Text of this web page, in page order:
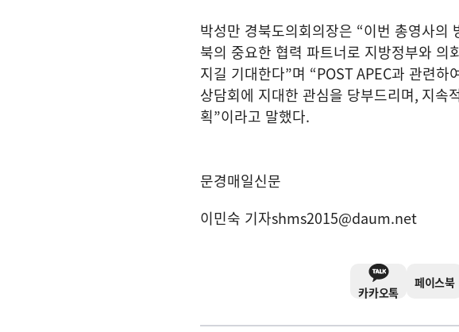
박성만 경북도의회의장은 “이번 총영사의
북의 중요한 협력 파트너로 지방정부와 의
지길 기대한다”며 “POST APEC과 관련하
상담회에 지대한 관심을 당부드리며, 지속
획”이라고 말했다.
문경매일신문
이민숙 기자shms2015@daum.net
카카오톡
페이스북